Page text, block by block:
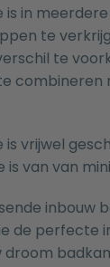
is in
te
te
combineren
is vrijwel
van van
inbouw
de perfecte
droom